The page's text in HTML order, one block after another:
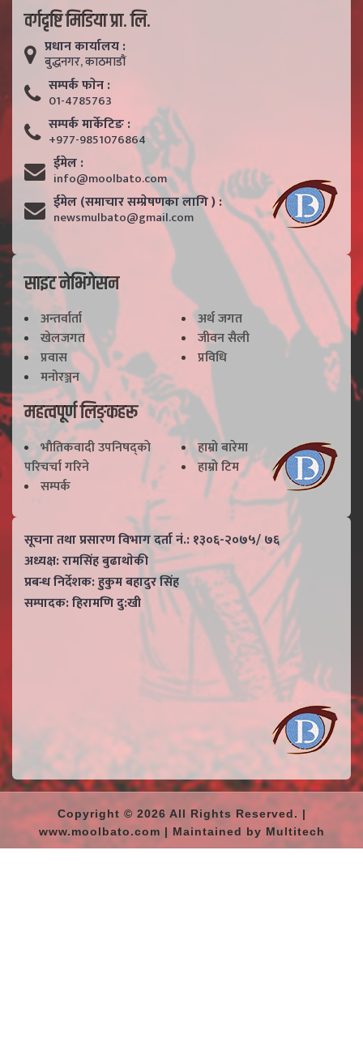
वर्गदृष्टि मिडिया प्रा. लि.
प्रधान कार्यालय :
बुद्धनगर, काठमाडाैं
सम्पर्क फाेन :
01-4785763
सम्पर्क मार्केटिङ :
+977-9851076864
ईमेल :
info@moolbato.com
ईमेल (समाचार सम्प्रेषणका लागि ) :
newsmulbato@gmail.com
साइट नेभिगेसन
अन्तर्वार्ता
अर्थ जगत
खेलजगत
जीवन सैली
प्रवास
प्रविधि
मनोरञ्जन
महत्वपूर्ण लिङ्कहरू
भाैतिकवादी उपनिषद्काे
परिचर्चा गरिने
हाम्राे बारेमा
हाम्राे टिम
सम्पर्क
सूचना तथा प्रसारण विभाग दर्ता नं.: १३०६-२०७५/ ७६
अध्यक्ष: रामसिंह बुढाथाेकी
प्रबन्ध निर्देशक: हुकुम बहादुर सिंह
सम्पादक: हिरामणि दु:खी
Copyright © 2026 All Rights Reserved. |
www.moolbato.com | Maintained by Multitech